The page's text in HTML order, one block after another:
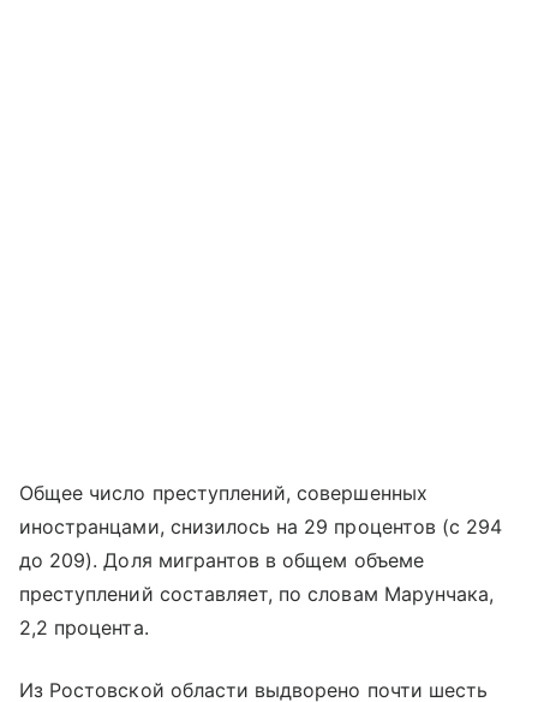
Общее число преступлений, совершенных
иностранцами, снизилось на 29 процентов (с 294
до 209). Доля мигрантов в общем объеме
преступлений составляет, по словам Марунчака,
2,2 процента.
Из Ростовской области выдворено почти шесть